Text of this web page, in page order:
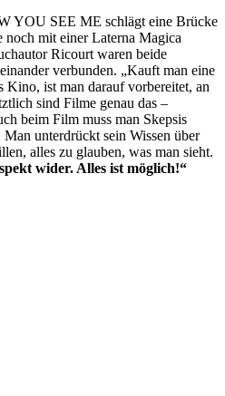
YOU SEE ME schlägt eine Brücke
mit einer Laterna Magica
Ricourt waren beide
verbunden. „Kauft man eine
Kino, ist man darauf vorbereitet, an
sind Filme genau das –
beim Film muss man Skepsis
Man unterdrückt sein Wissen über
alles zu glauben, was man sieht.
wider. Alles ist möglich!“